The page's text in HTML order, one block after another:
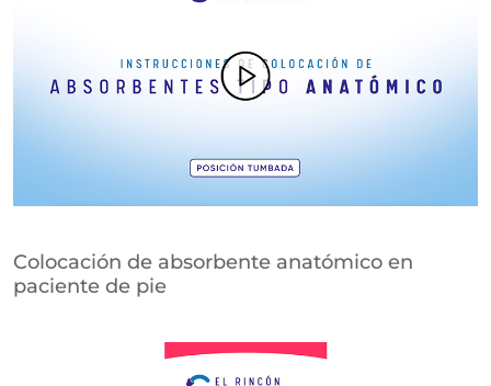
Colocación de absorbente anatómico en
paciente de pie